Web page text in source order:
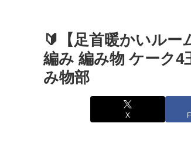
🔰【足首暖かいル
編み 編み物 ケーク
み物部
X